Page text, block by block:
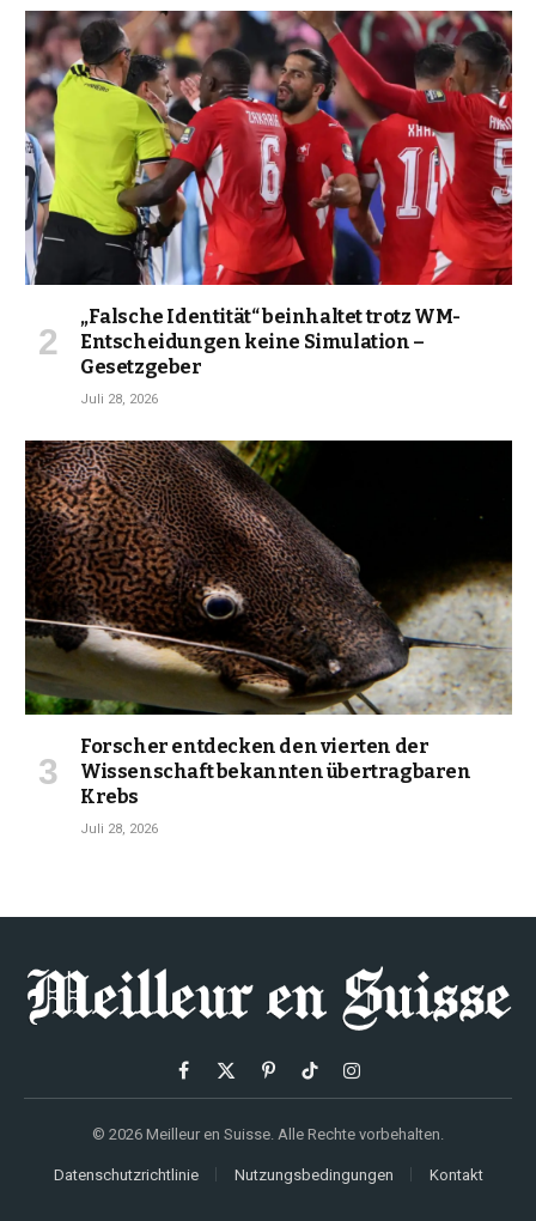
„Falsche Identität“ beinhaltet trotz WM-
Entscheidungen keine Simulation –
Gesetzgeber
Juli 28, 2026
Forscher entdecken den vierten der
Wissenschaft bekannten übertragbaren
Krebs
Juli 28, 2026
Facebook
X
PinterestTikTokInstagram
© 2026 Meilleur en Suisse. Alle Rechte vorbehalten.
Datenschutzrichtlinie Nutzungsbedingungen Kontakt